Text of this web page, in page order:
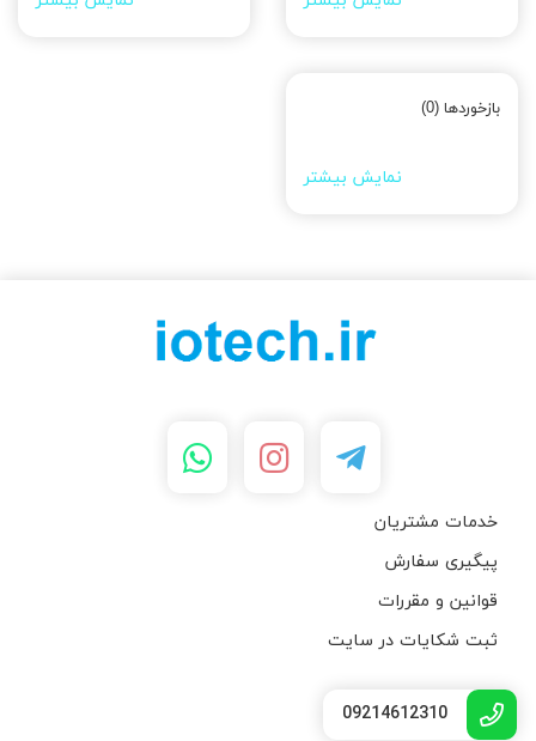
بازخوردها (0)
نمایش بیشتر
خدمات مشتریان
پیگیری سفارش
قوانین و مقررات
ثبت شکایات در سایت
09214612310